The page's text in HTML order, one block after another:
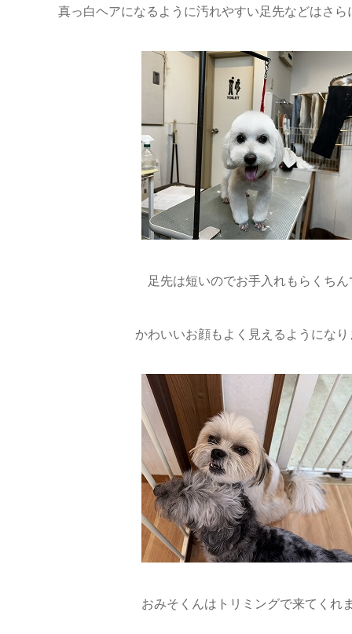
真っ白ヘアになるように汚れやすい足先などはさら
足先は短いのでお手入れもらくち
かわいいお顔もよく見えるようにな
おみそくんはトリミングで来てくれ